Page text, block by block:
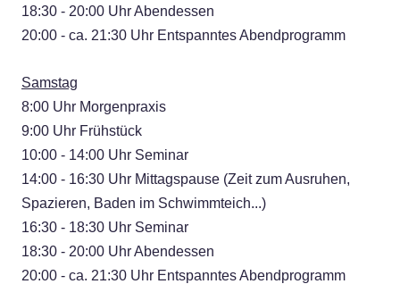
18:30 - 20:00 Uhr Abendessen
20:00 - ca. 21:30 Uhr Entspanntes Abendprogramm
Samstag
​8:00 Uhr Morgenpraxis
9:00 Uhr Frühstück
10:00 - 14:00 Uhr Seminar
14:00 - 16:30 Uhr Mittagspause (Zeit zum Ausruhen,
Spazieren, Baden im Schwimmteich...)
16:30 - 18:30 Uhr Seminar
18:30 - 20:00 Uhr Abendessen
20:00 - ca. 21:30 Uhr Entspanntes Abendprogramm